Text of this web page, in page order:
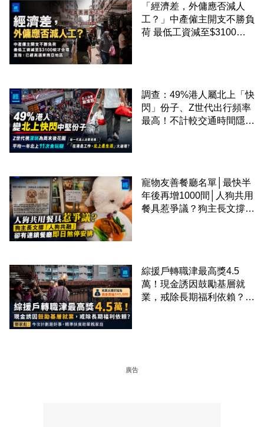
「經濟差，外傭應否減人
工？」中產僱主開支不勝負
荷 最低工資減至$3100蚊
調查：49%港人屬北上「快
閃」份子、Z世代出行頻率
最高！不計較交通時間隱形
寵物友善餐廳名單│最快半
年後再增1000間│人狗共用
餐具惹爭議？狗主長文撐
綜援戶轉職津最高獎4.5
萬！現金誘因鼓勵基層就
業，戒除長期福利依賴？鄧
廣告